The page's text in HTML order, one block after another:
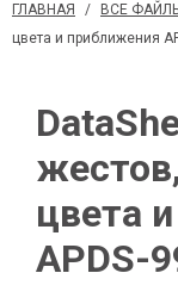
ГЛАВНАЯ / ВСЕ
цвета и приближения
цвета
APDS-
*Доступно
сообщениями,
обслуживаются
По